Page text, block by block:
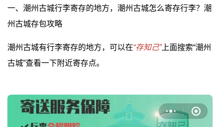
一、潮州古城行李寄存的地方，潮州古城怎么寄存行李？潮
州古城存包攻略
潮州古城有行李寄存的地方，可以在“存知己”上面搜索“潮州
古城”查看一下附近寄存点。